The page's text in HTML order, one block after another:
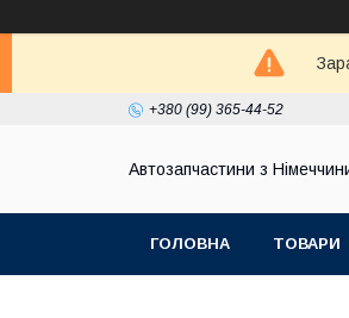
+380 (99) 365-44-52
Автозапчастини з
ГОЛОВНА ТОВАРИ